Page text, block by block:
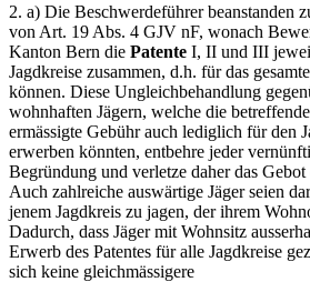
2. a) Die Beschwerdeführer beanstanden
von Art. 19 Abs. 4 GJV nF, wonach
Kanton Bern die Patente I, II und III
Jagdkreise zusammen, d.h. für das
können. Diese Ungleichbehandlung
wohnhaften Jägern, welche die
ermässigte Gebühr auch lediglich für den
erwerben könnten, entbehre jeder
Begründung und verletze daher das
Auch zahlreiche auswärtige Jäger seien
jenem Jagdkreis zu jagen, der ihrem
Dadurch, dass Jäger mit Wohnsitz
Erwerb des Patentes für alle Jagdkreise
sich keine gleichmässigere